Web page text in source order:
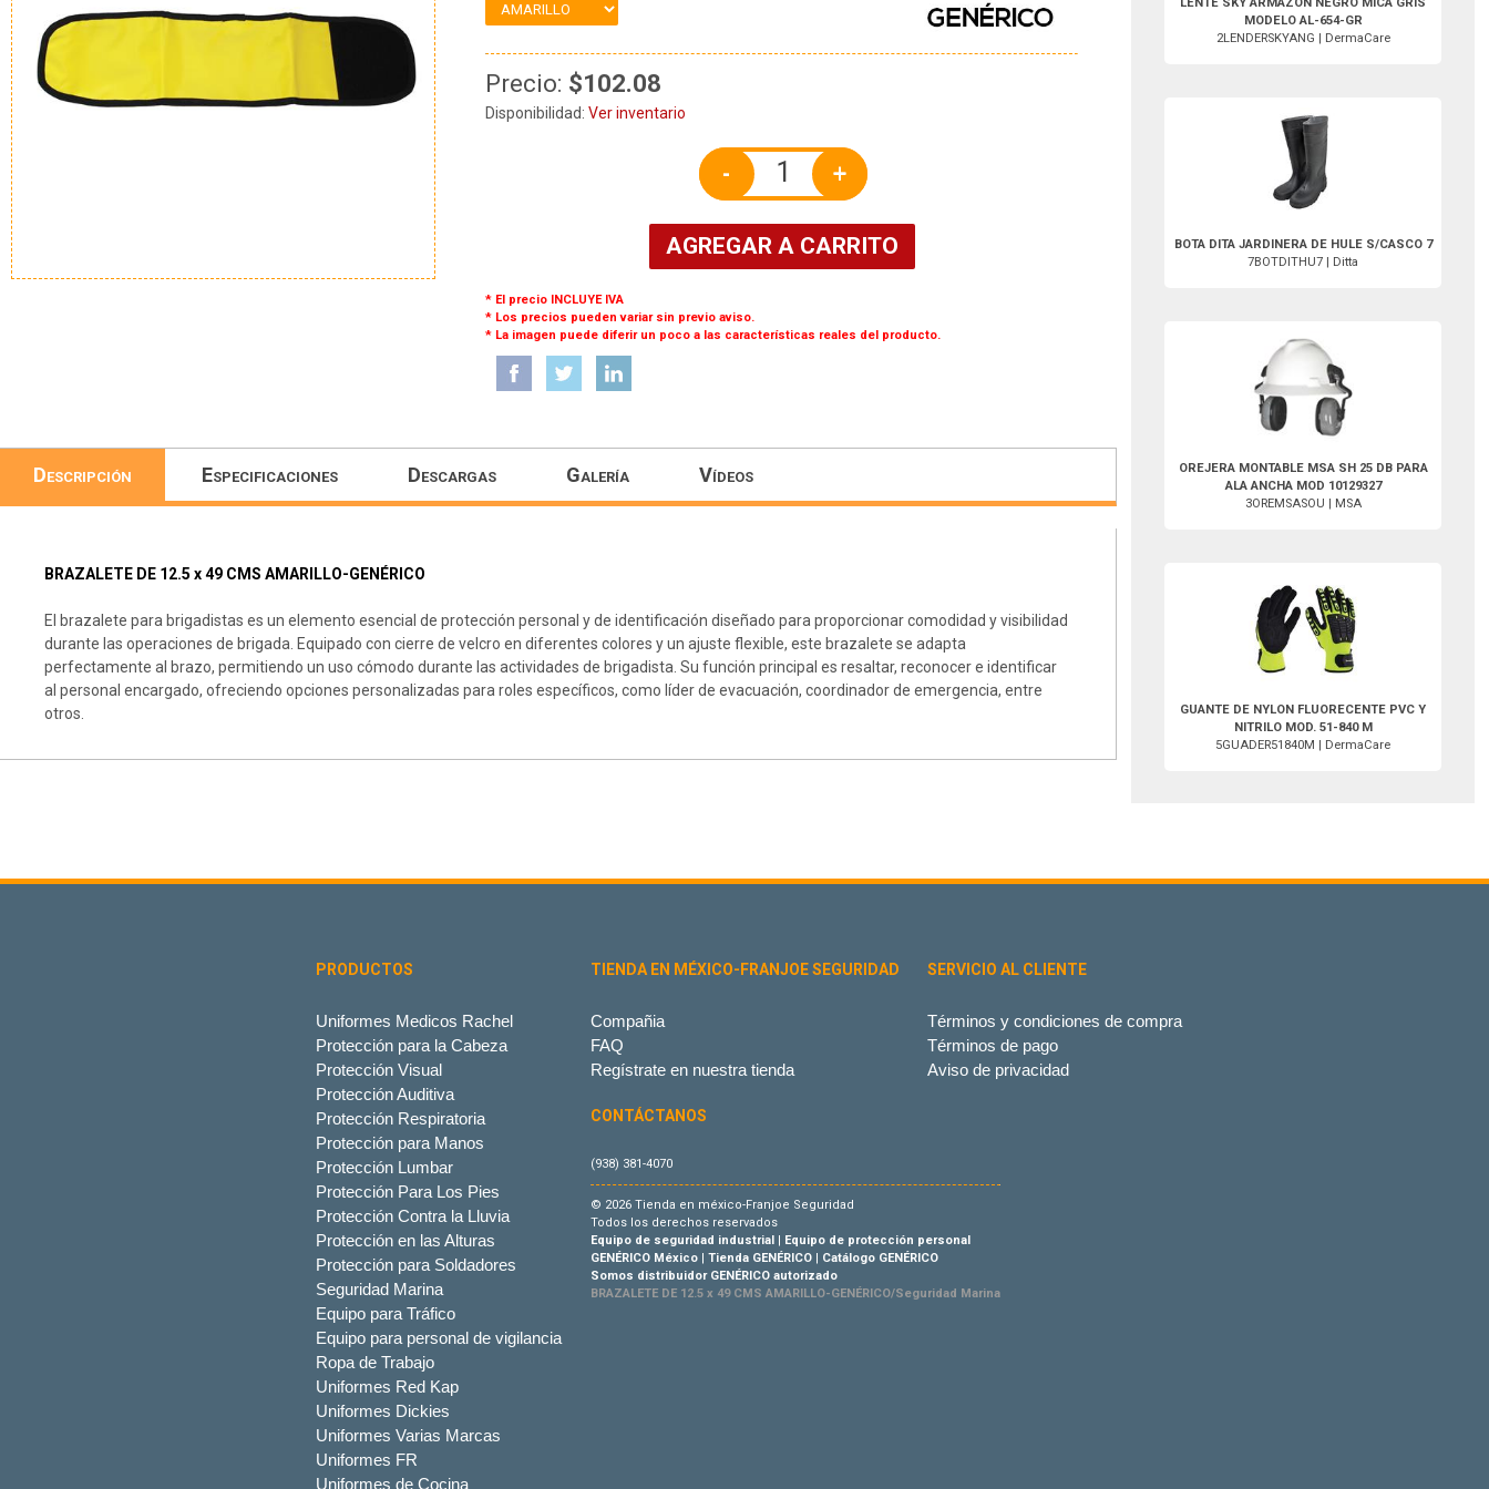
Precio: $102.08
Disponibilidad:Ver inventario
- +
AGREGAR A CARRITO
* El precio INCLUYE IVA
* Los precios pueden variar sin previo aviso.
* La imagen puede diferir un poco a las características reales del producto.
Descripción Especificaciones Descargas Galería Vídeos
BRAZALETE DE 12.5 x 49 CMS AMARILLO-GENÉRICO
El brazalete para brigadistas es un elemento esencial de protección personal y de identificación diseñado para proporcionar comodidad y visibilidad
durante las operaciones de brigada. Equipado con cierre de velcro en diferentes colores y un ajuste flexible, este brazalete se adapta
perfectamente al brazo, permitiendo un uso cómodo durante las actividades de brigadista. Su función principal es resaltar, reconocer e identificar
al personal encargado, ofreciendo opciones personalizadas para roles específicos, como líder de evacuación, coordinador de emergencia, entre
otros.
LENTE SKY ARMAZON NEGRO MICA GRIS
MODELO AL-654-GR
2LENDERSKYANG | DermaCare
BOTA DITA JARDINERA DE HULE S/CASCO 7
7BOTDITHU7 | Ditta
OREJERA MONTABLE MSA SH 25 DB PARA
ALA ANCHA MOD 10129327
3OREMSASOU | MSA
GUANTE DE NYLON FLUORECENTE PVC Y
NITRILO MOD. 51-840 M
5GUADER51840M | DermaCare
PRODUCTOS
Uniformes Medicos Rachel
Protección para la Cabeza
Protección Visual
Protección Auditiva
Protección Respiratoria
Protección para Manos
Protección Lumbar
Protección Para Los Pies
Protección Contra la Lluvia
Protección en las Alturas
Protección para Soldadores
Seguridad Marina
Equipo para Tráfico
Equipo para personal de vigilancia
Ropa de Trabajo
Uniformes Red Kap
Uniformes Dickies
Uniformes Varias Marcas
Uniformes FR
Uniformes de Cocina
TIENDA EN MÉXICO-FRANJOE SEGURIDAD
Compañia
FAQ
Regístrate en nuestra tienda
SERVICIO AL CLIENTE
Términos y condiciones de compra
Términos de pago
Aviso de privacidad
CONTÁCTANOS
(938) 381-4070
© 2026 Tienda en méxico-Franjoe Seguridad
Todos los derechos reservados
Equipo de seguridad industrial| Equipo de protección personal
GENÉRICO México| Tienda GENÉRICO| Catálogo GENÉRICO
Somos distribuidor GENÉRICO autorizado
BRAZALETE DE 12.5 x 49 CMS AMARILLO-GENÉRICO/Seguridad Marina